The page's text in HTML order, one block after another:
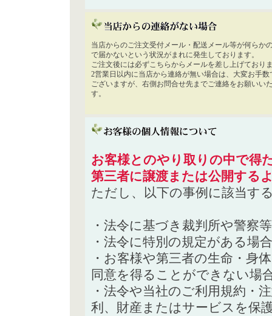
当店からのご注文受付メール・配送メール等が何らか
で届かないという状況がまれに発生しております。
ご注文後には必ずこちらからメールを差し上げており
2営業日以内に当店から連絡が無い場合は、大変お手数
ございますが、右側お問合せ先までご連絡をお願いい
す。
お客様とのやり取りの中で得
第三者に譲渡または公開する
ただし、以下の事例に該当す
・法令に基づき裁判所や警察
・法令に特別の規定がある場合
・お客様や第三者の生命・身
同意を得ることができない場
・法令や当社のご利用規約・
利、財産またはサービスを保